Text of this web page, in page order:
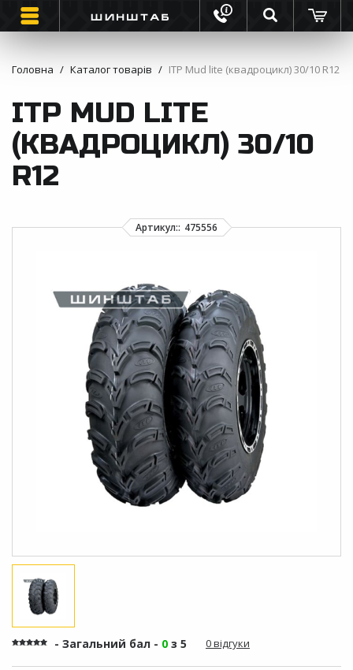
ВАНТАЖНІ ШИНИ
МОТО ШИНИ
ВІДГУКИ ПРО ШИНИ
Головна Каталог товарів ITP Mud lite (квадроцикл) 30/10 R12
ITP MUD LITE
(КВАДРОЦИКЛ) 30/10
R12
- Загальний бал - 0 з 5 0 відгуки